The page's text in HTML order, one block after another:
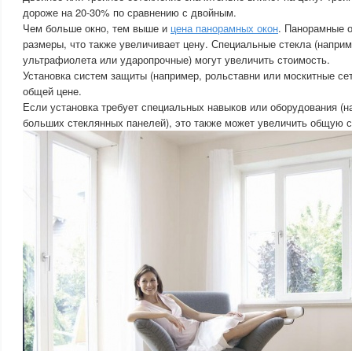
дороже на 20-30% по сравнению с двойным.
Чем больше окно, тем выше и цена панорамных окон. Панорамные
размеры, что также увеличивает цену. Специальные стекла
ультрафиолета или ударопрочные) могут увеличить стоимость.
Установка систем защиты (например, рольставни или москитные
общей цене.
Если установка требует специальных навыков или оборудования
больших стеклянных панелей), это также может увеличить общую